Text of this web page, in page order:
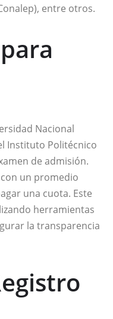
entre otros.
Nacional
Instituto Politécnico
de admisión.
un promedio
una cuota. Este
herramientas
la transparencia